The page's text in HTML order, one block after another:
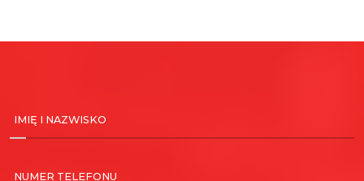
IMIĘ I NAZWISKO
NUMER TELEFONU